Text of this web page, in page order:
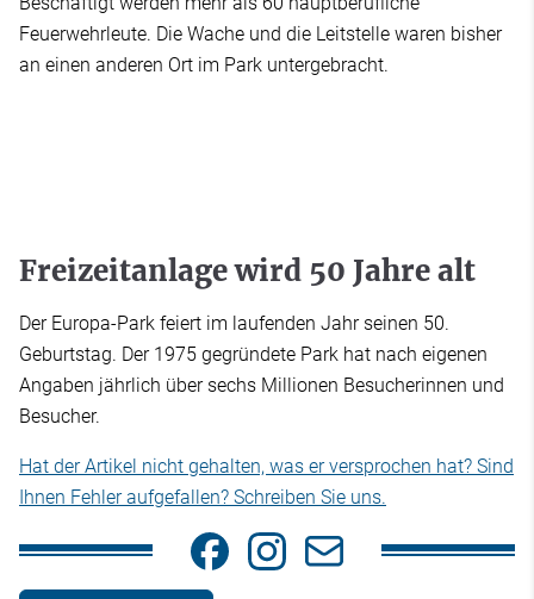
Feuerwehrleute. Die Wache und die Leitstelle waren bisher
an einen anderen Ort im Park untergebracht.
Freizeitanlage wird 50 Jahre alt
Der Europa-Park feiert im laufenden Jahr seinen 50.
Geburtstag. Der 1975 gegründete Park hat nach eigenen
Angaben jährlich über sechs Millionen Besucherinnen und
Besucher.
Hat der Artikel nicht gehalten, was er versprochen hat? Sind
Ihnen Fehler aufgefallen? Schreiben Sie uns.